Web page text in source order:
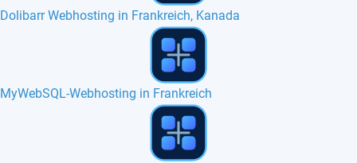
ExtCalendar-Webhosting in Frankreich
iGalerie-Webhosting in Frankreich, Belgien, Europa